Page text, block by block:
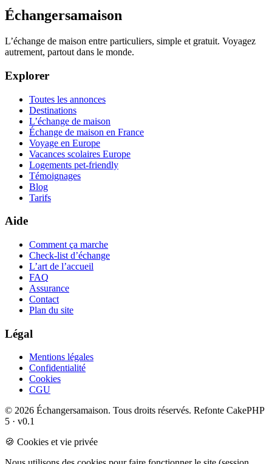
Échangersamaison
L’échange de maison entre particuliers, simple et gratuit. Voyagez
autrement, partout dans le monde.
Explorer
Toutes les annonces
Destinations
L’échange de maison
Échange de maison en France
Voyage en Europe
Vacances scolaires Europe
Logements pet-friendly
Témoignages
Blog
Tarifs
Aide
Comment ça marche
Check-list d’échange
L’art de l’accueil
FAQ
Assurance
Contact
Plan du site
Légal
Mentions légales
Confidentialité
Cookies
CGU
© 2026 Échangersamaison. Tous droits réservés. Refonte CakePHP
5 · v0.1
🍪 Cookies et vie privée